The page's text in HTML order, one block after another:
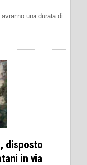
una durata di
disposto
in via